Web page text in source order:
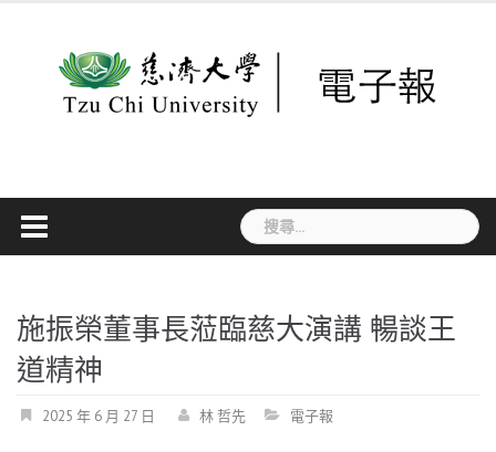
搜
尋
字:
施振榮董事長蒞臨慈大演講 暢談王
道精神
2025 年 6 月 27 日 林 哲先 電子報